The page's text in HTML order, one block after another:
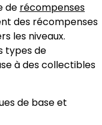
de récompenses
des récompenses
les niveaux.
types de
à des collectibles
de base et